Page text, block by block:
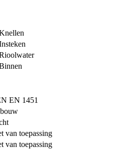
EN 1451
van toepassing
van toepassing